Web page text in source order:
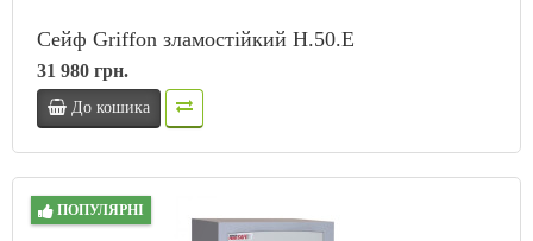
Сейф Griffon зламостійкий H.50.E
31 980 грн.
До кошика
ПОПУЛЯРНІ